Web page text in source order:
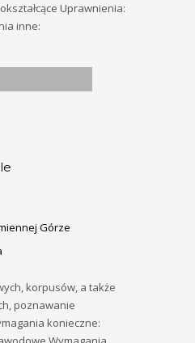
Uprawnienia:
inne:
Górze
korpusów, a także
poznawanie
konieczne: